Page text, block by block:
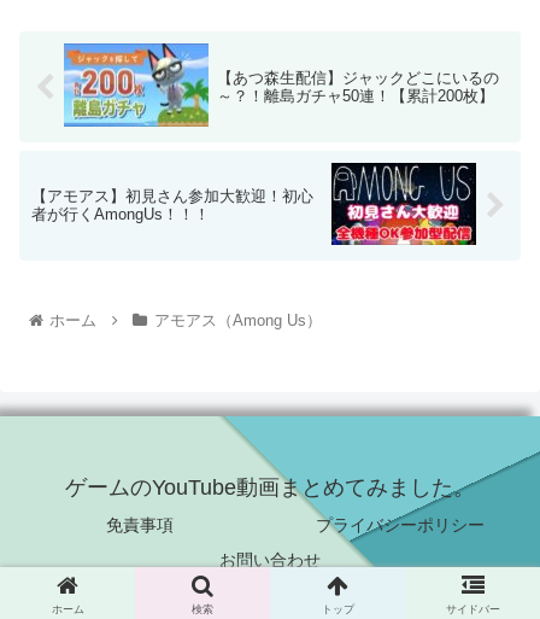
【あつ森生配信】ジャックどこにいるの
～？！離島ガチャ50連！【累計200枚】
【アモアス】初見さん参加大歓迎！初心
者が行くAmongUs！！！
ホーム アモアス（Among Us）
ゲームのYouTube動画まとめてみました。
免責事項
プライバシーポリシー
お問い合わせ
© 2021 ゲームのYouTube動画まとめてみました。.
ホーム 検索 トップ サイドバー